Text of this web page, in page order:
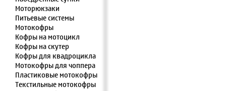
Моторюкзаки
Питьевые системы
Мотокофры
Кофры на мотоцикл
Кофры на скутер
Кофры для квадроцикла
Мотокофры для чоппера
Пластиковые мотокофры
Текстильные мотокофры